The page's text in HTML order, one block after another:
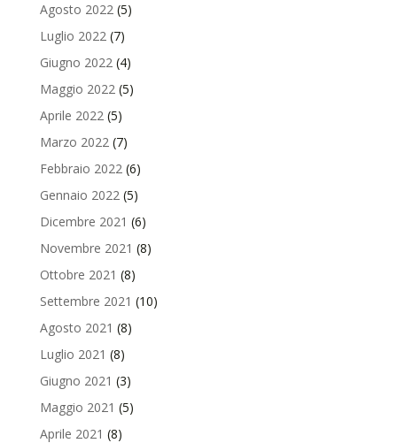
Agosto 2022(5)
Luglio 2022(7)
Giugno 2022(4)
Maggio 2022(5)
Aprile 2022(5)
Marzo 2022(7)
Febbraio 2022(6)
Gennaio 2022(5)
Dicembre 2021 (6)
Novembre 2021 (8)
Ottobre 2021 (8)
Settembre 2021 (10)
Agosto 2021 (8)
Luglio 2021 (8)
Giugno 2021 (3)
Maggio 2021 (5)
Aprile 2021 (8)